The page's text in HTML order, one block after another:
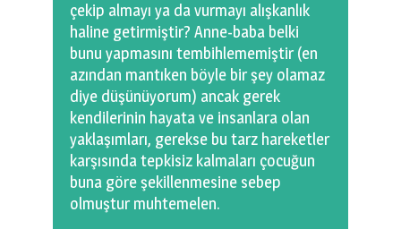
çekip almayı ya da vurmayı alışkanlık
haline getirmiştir? Anne-baba belki
bunu yapmasını tembihlememiştir (en
azından mantıken böyle bir şey olamaz
diye düşünüyorum) ancak gerek
kendilerinin hayata ve insanlara olan
yaklaşımları, gerekse bu tarz hareketler
karşısında tepkisiz kalmaları çocuğun
buna göre şekillenmesine sebep
olmuştur muhtemelen.